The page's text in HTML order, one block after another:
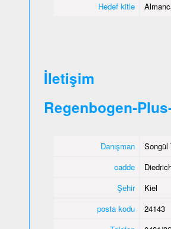
Hedef kitle
İletişim
Regenbogen-
Danışman
Songül
cadde
Şehir
Kiel
posta kodu
24143